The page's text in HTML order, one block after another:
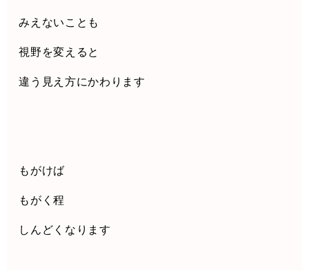
みえないことも
視野を変えると
違う見え方にかわります
もがけば
もがく程
しんどくなります